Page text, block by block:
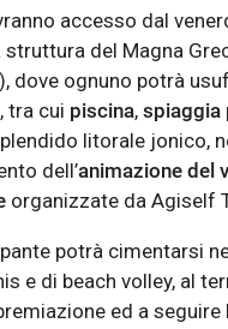
accesso dal
del Magna
dove ognuno potrà
tra cui piscina,spiaggia
litorale jonico,
dell’animazione del
organizzate da Agiself
potrà cimentarsi
e di beach volley, al
ed a